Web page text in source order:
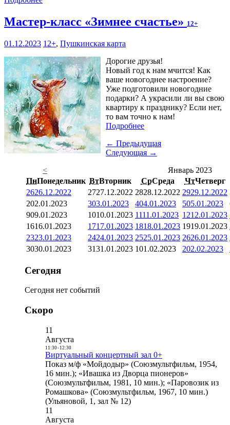
Мастер-класс «Зимнее счастье» 12+
01.12.2023 12+, Пушкинская карта
Дорогие друзья!
Новый год к нам мчится! Как
ваше новогоднее настроение?
Уже подготовили новогодние
подарки? А украсили ли вы свою
квартиру к празднику? Если нет,
то вам точно к нам!
Подробнее
← Предыдущая
Следующая →
<
Январь 2023
ПнПонедельник ВтВторник СрСреда ЧтЧетверг
2626.12.2022 2727.12.2022 2828.12.2022 2929.12.2022
202.01.2023 303.01.2023 404.01.2023 505.01.2023
909.01.2023 1010.01.2023 1111.01.2023 1212.01.2023
1616.01.2023 1717.01.2023 1818.01.2023 1919.01.2023
2323.01.2023 2424.01.2023 2525.01.2023 2626.01.2023
3030.01.2023 3131.01.2023 101.02.2023 202.02.2023
Сегодня
Сегодня нет событий
Скоро
11
Августа
11:30- 12:30
Виртуальный концертный зал 0+
Показ м/ф «Мойдодыр» (Союзмультфильм, 1954,
16 мин.); «Ивашка из Дворца пионеров»
(Союзмультфильм, 1981, 10 мин.); «Паровозик из
Ромашкова» (Союзмультфильм, 1967, 10 мин.)
(Ульяновой, 1, зал № 12)
11
Августа